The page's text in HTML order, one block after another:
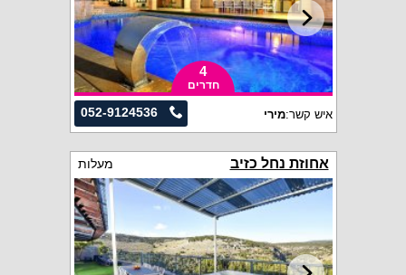
4
חדרים
052-9124536 איש קשר:מירי
אחוזת נחל כזיב מעלות